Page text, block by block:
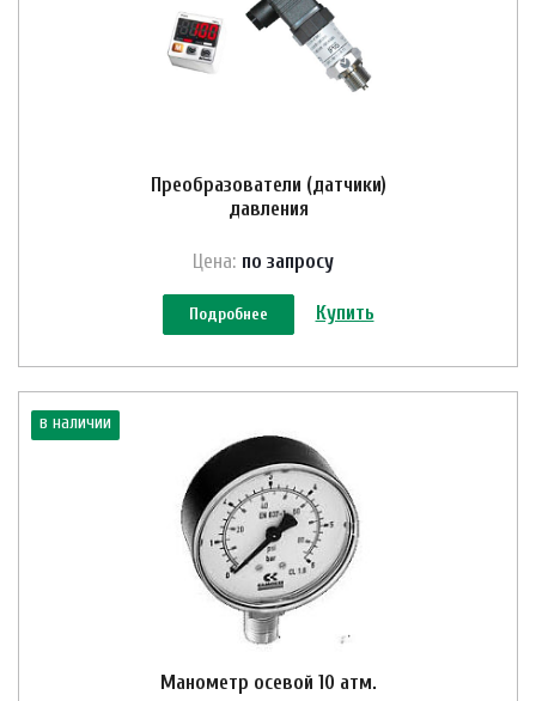
Преобразователи (датчики)
давления
Цена: по запросу
Подробнее Купить
в наличии
Манометр осевой 10 атм.